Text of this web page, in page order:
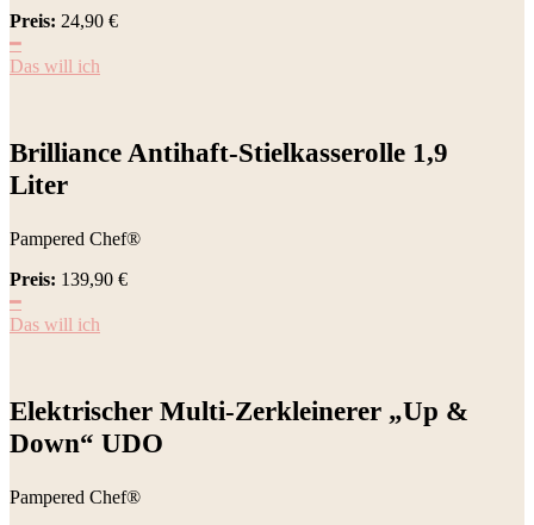
Preis: 24,90 €
━
Das will ich
Brilliance Antihaft-Stielkasserolle 1,9
Liter
Pampered Chef®
Preis: 139,90 €
━
Das will ich
Elektrischer Multi-Zerkleinerer „Up &
Down“ UDO
Pampered Chef®